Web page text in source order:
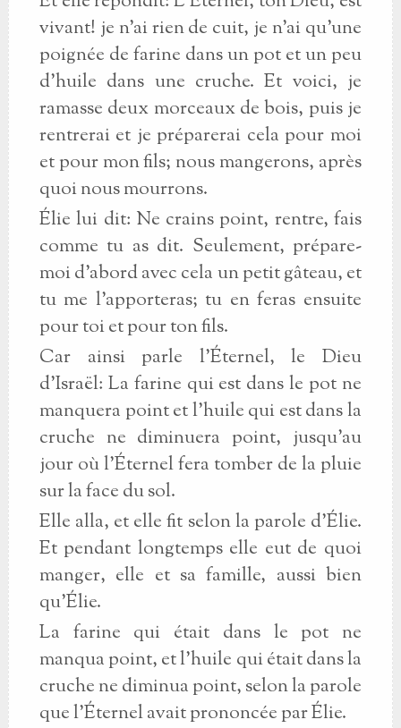
vivant! je n'ai rien de cuit, je n'ai qu'une
poignée de farine dans un pot et un peu
d'huile dans une cruche. Et voici, je
ramasse deux morceaux de bois, puis je
rentrerai et je préparerai cela pour moi
et pour mon fils; nous mangerons, après
quoi nous mourrons.
Élie lui dit: Ne crains point, rentre, fais
comme tu as dit. Seulement, prépare-
moi d'abord avec cela un petit gâteau, et
tu me l'apporteras; tu en feras ensuite
pour toi et pour ton fils.
Car ainsi parle l'Éternel, le Dieu
d'Israël: La farine qui est dans le pot ne
manquera point et l'huile qui est dans la
cruche ne diminuera point, jusqu'au
jour où l'Éternel fera tomber de la pluie
sur la face du sol.
Elle alla, et elle fit selon la parole d'Élie.
Et pendant longtemps elle eut de quoi
manger, elle et sa famille, aussi bien
qu'Élie.
La farine qui était dans le pot ne
manqua point, et l'huile qui était dans la
cruche ne diminua point, selon la parole
que l'Éternel avait prononcée par Élie.